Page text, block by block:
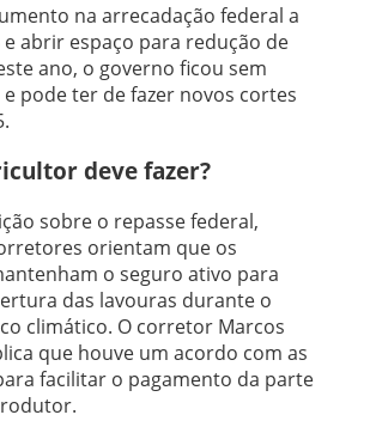
na arrecadação federal a
abrir espaço para redução de
ano, o governo ficou sem
pode ter de fazer novos cortes
deve fazer?
sobre o repasse federal,
orientam que os
o seguro ativo para
das lavouras durante o
climático. O corretor Marcos
que houve um acordo com as
facilitar o pagamento da parte